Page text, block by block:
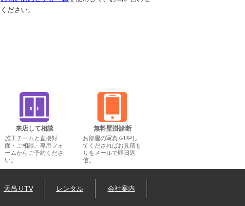
ください。
来店して相談
施工チームと直接対
面・ご相談。専用フォ
ームからご予約くださ
い。
無料壁掛診断
お部屋の写真をUPし
てくださればお見積も
りをメールで即日返
信。
天吊りTV レンタル 会社案内